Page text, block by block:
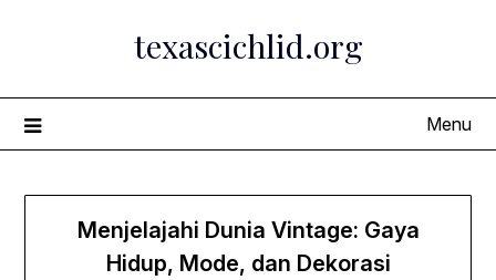
texascichlid.org
Menu
Menjelajahi Dunia Vintage: Gaya
Hidup, Mode, dan Dekorasi